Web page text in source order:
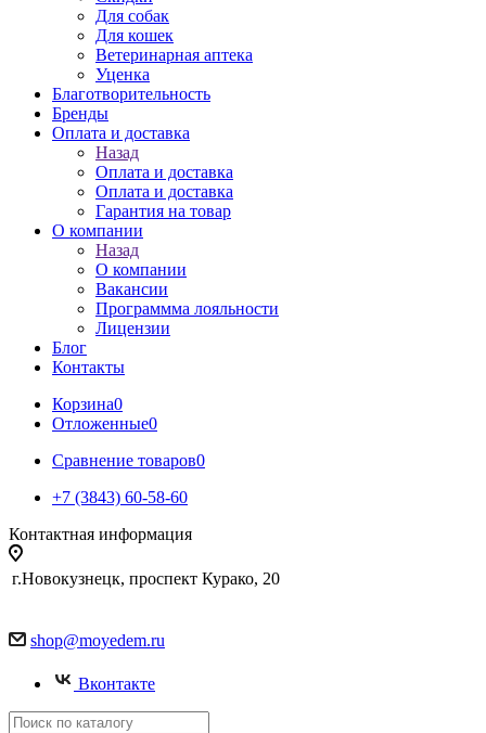
Для собак
Для кошек
Ветеринарная аптека
Уценка
Благотворительность
Бренды
Оплата и доставка
Назад
Оплата и доставка
Оплата и доставка
Гарантия на товар
О компании
Назад
О компании
Вакансии
Программма лояльности
Лицензии
Блог
Контакты
Корзина0
Отложенные0
Сравнение товаров0
+7 (3843) 60-58-60
Контактная информация
г.Новокузнецк, проспект Курако, 20
shop@moyedem.ru
Вконтакте